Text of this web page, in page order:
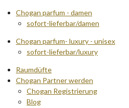
Chogan parfum - damen
sofort-lieferbar/damen
Chogan parfum- luxury - unisex
sofort-lieferbar/luxury
Raumdüfte
Chogan Partner werden
Chogan Registrierung
Blog